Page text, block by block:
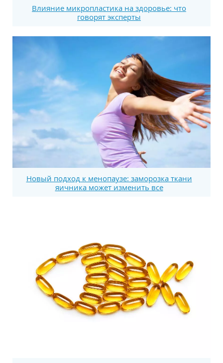
Влияние микропластика на здоровье: что
говорят эксперты
Новый подход к менопаузе: заморозка ткани
яичника может изменить все